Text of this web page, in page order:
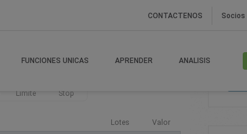
CONTACTENOS Socios
FUNCIONES UNICAS APRENDER ANALISIS
Límite Stop
Lotes Valor